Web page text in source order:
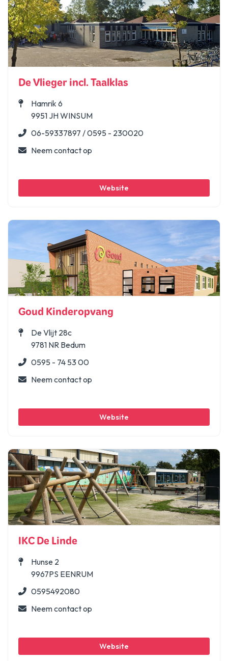
De Vlieger incl. Taalklas
Hamrik 6
9951 JH WINSUM
06-59337897 / 0595 - 230020
Neem contact op
Website
Goud Kinderopvang
De Vlijt 28c
9781 NR Bedum
0595 - 74 53 00
Neem contact op
Website
IKC De Linde
Hunse 2
9967PS EENRUM
0595492080
Neem contact op
Website